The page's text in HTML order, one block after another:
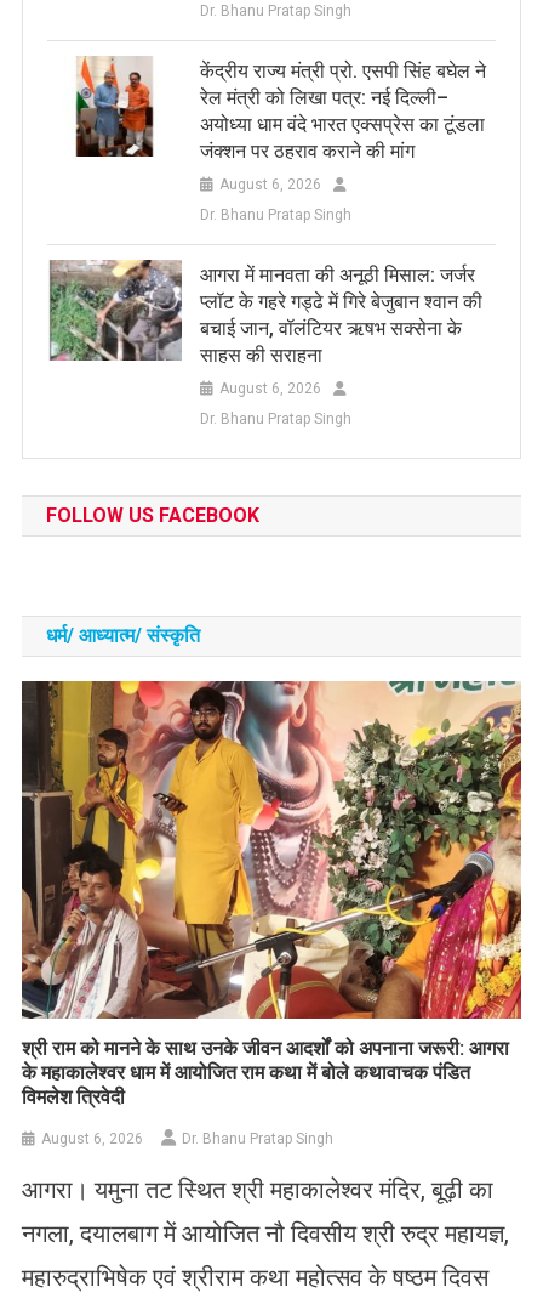
Dr. Bhanu Pratap Singh
केंद्रीय राज्य मंत्री प्रो. एसपी सिंह बघेल ने
रेल मंत्री को लिखा पत्र: नई दिल्ली–
अयोध्या धाम वंदे भारत एक्सप्रेस का टूंडला
जंक्शन पर ठहराव कराने की मांग
August 6, 2026
Dr. Bhanu Pratap Singh
आगरा में मानवता की अनूठी मिसाल: जर्जर
प्लॉट के गहरे गड्ढे में गिरे बेजुबान श्वान की
बचाई जान, वॉलंटियर ऋषभ सक्सेना के
साहस की सराहना
August 6, 2026
Dr. Bhanu Pratap Singh
FOLLOW US FACEBOOK
धर्म/ आध्‍यात्‍म/ संस्‍कृति
​श्री राम को मानने के साथ उनके जीवन आदर्शों को अपनाना जरूरी: आगरा
के महाकालेश्वर धाम में आयोजित राम कथा में बोले कथावाचक पंडित
विमलेश त्रिवेदी
August 6, 2026 Dr. Bhanu Pratap Singh
आगरा। यमुना तट स्थित श्री महाकालेश्वर मंदिर, बूढ़ी का
नगला, दयालबाग में आयोजित नौ दिवसीय श्री रुद्र महायज्ञ,
महारुद्राभिषेक एवं श्रीराम कथा महोत्सव के षष्ठम दिवस